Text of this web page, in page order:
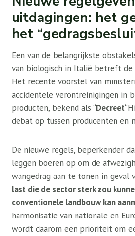
uitdagingen: het
het
Een van de belangrijkste
van biologisch in Italië betreft de
Het recente voorstel van
accidentele verontreinigingen in
producten, bekend als “Decreet
debat op tussen producenten en
De nieuwe regels, beperkender
leggen boeren op om de
wangedrag aan te tonen in geval
last die de sector sterk zou
conventionele landbouw kan
harmonisatie van nationale en
wordt daarom een ​​prioriteit om